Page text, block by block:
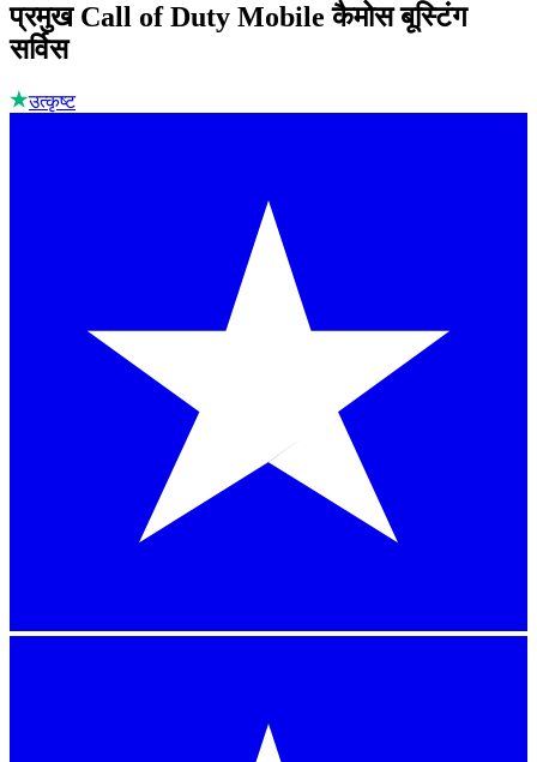
प्रमुख Call of Duty Mobile कैमोस बूस्टिंग
सर्विस
उत्कृष्ट